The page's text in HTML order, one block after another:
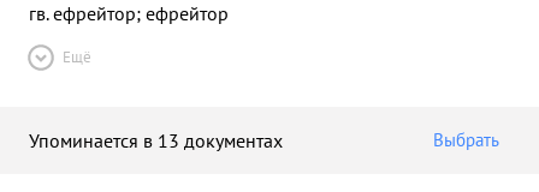
гв. ефрейтор; ефрейтор
Ещё
Упоминается в 13 документах Выбрать